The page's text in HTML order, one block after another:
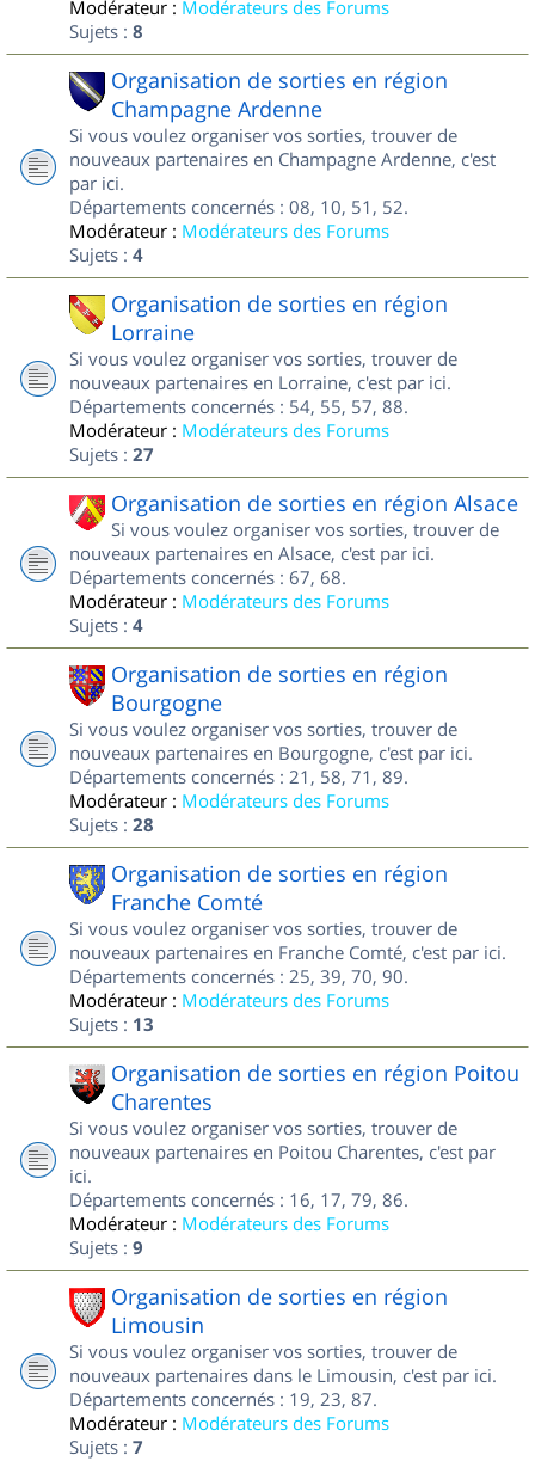
Modérateur : Modérateurs des Forums
Sujets : 8
Organisation de sorties en région
Champagne Ardenne
Si vous voulez organiser vos sorties, trouver de
nouveaux partenaires en Champagne Ardenne, c'est
par ici.
Départements concernés : 08, 10, 51, 52.
Modérateur : Modérateurs des Forums
Sujets : 4
Organisation de sorties en région
Lorraine
Si vous voulez organiser vos sorties, trouver de
nouveaux partenaires en Lorraine, c'est par ici.
Départements concernés : 54, 55, 57, 88.
Modérateur : Modérateurs des Forums
Sujets : 27
Organisation de sorties en région Alsace
Si vous voulez organiser vos sorties, trouver de
nouveaux partenaires en Alsace, c'est par ici.
Départements concernés : 67, 68.
Modérateur : Modérateurs des Forums
Sujets : 4
Organisation de sorties en région
Bourgogne
Si vous voulez organiser vos sorties, trouver de
nouveaux partenaires en Bourgogne, c'est par ici.
Départements concernés : 21, 58, 71, 89.
Modérateur : Modérateurs des Forums
Sujets : 28
Organisation de sorties en région
Franche Comté
Si vous voulez organiser vos sorties, trouver de
nouveaux partenaires en Franche Comté, c'est par ici.
Départements concernés : 25, 39, 70, 90.
Modérateur : Modérateurs des Forums
Sujets : 13
Organisation de sorties en région Poitou
Charentes
Si vous voulez organiser vos sorties, trouver de
nouveaux partenaires en Poitou Charentes, c'est par
ici.
Départements concernés : 16, 17, 79, 86.
Modérateur : Modérateurs des Forums
Sujets : 9
Organisation de sorties en région
Limousin
Si vous voulez organiser vos sorties, trouver de
nouveaux partenaires dans le Limousin, c'est par ici.
Départements concernés : 19, 23, 87.
Modérateur : Modérateurs des Forums
Sujets : 7